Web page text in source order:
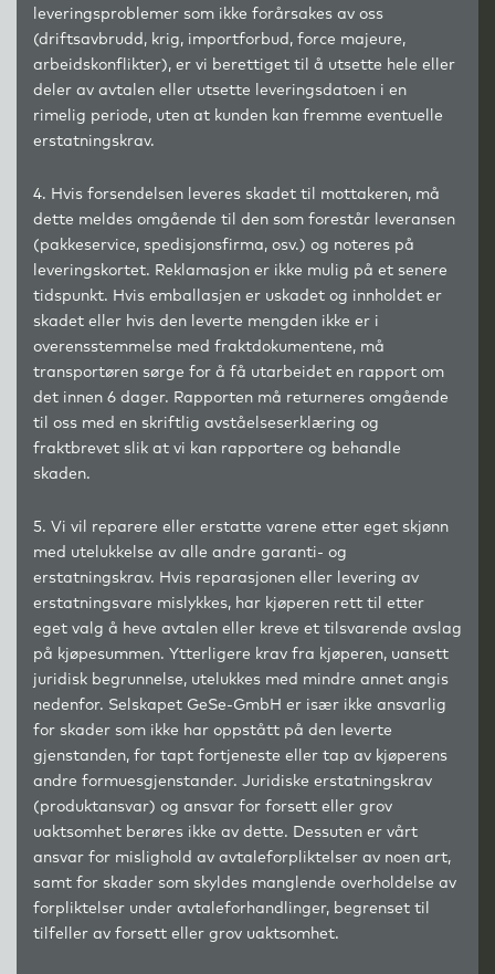
leveringsproblemer som ikke forårsakes av oss
(driftsavbrudd, krig, importforbud, force majeure,
arbeidskonflikter), er vi berettiget til å utsette hele eller
deler av avtalen eller utsette leveringsdatoen i en
rimelig periode, uten at kunden kan fremme eventuelle
erstatningskrav.
4. Hvis forsendelsen leveres skadet til mottakeren, må
dette meldes omgående til den som forestår leveransen
(pakkeservice, spedisjonsfirma, osv.) og noteres på
leveringskortet. Reklamasjon er ikke mulig på et senere
tidspunkt. Hvis emballasjen er uskadet og innholdet er
skadet eller hvis den leverte mengden ikke er i
overensstemmelse med fraktdokumentene, må
transportøren sørge for å få utarbeidet en rapport om
det innen 6 dager. Rapporten må returneres omgående
til oss med en skriftlig avståelseserklæring og
fraktbrevet slik at vi kan rapportere og behandle
skaden.
5. Vi vil reparere eller erstatte varene etter eget skjønn
med utelukkelse av alle andre garanti- og
erstatningskrav. Hvis reparasjonen eller levering av
erstatningsvare mislykkes, har kjøperen rett til etter
eget valg å heve avtalen eller kreve et tilsvarende avslag
på kjøpesummen. Ytterligere krav fra kjøperen, uansett
juridisk begrunnelse, utelukkes med mindre annet angis
nedenfor. Selskapet GeSe-GmbH er især ikke ansvarlig
for skader som ikke har oppstått på den leverte
gjenstanden, for tapt fortjeneste eller tap av kjøperens
andre formuesgjenstander. Juridiske erstatningskrav
(produktansvar) og ansvar for forsett eller grov
uaktsomhet berøres ikke av dette. Dessuten er vårt
ansvar for mislighold av avtaleforpliktelser av noen art,
samt for skader som skyldes manglende overholdelse av
forpliktelser under avtaleforhandlinger, begrenset til
tilfeller av forsett eller grov uaktsomhet.